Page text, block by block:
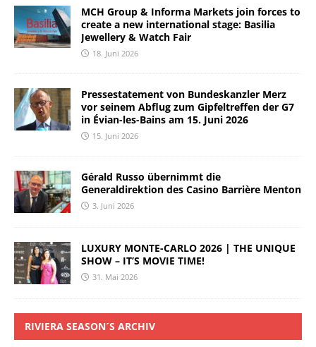
MCH Group & Informa Markets join forces to
create a new international stage: Basilia
Jewellery & Watch Fair
18. Juni 2026
Pressestatement von Bundeskanzler Merz
vor seinem Abflug zum Gipfeltreffen der G7
in Évian-les-Bains am 15. Juni 2026
15. Juni 2026
Gérald Russo übernimmt die
Generaldirektion des Casino Barrière Menton
3. Juni 2026
LUXURY MONTE-CARLO 2026 | THE UNIQUE
SHOW – IT’S MOVIE TIME!
31. Mai 2026
RIVIERA SEASON´S ARCHIV